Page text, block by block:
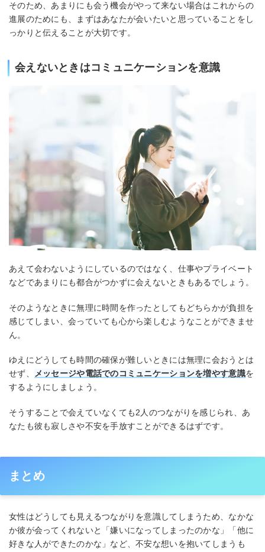
そのため、あまりにも会う機会がやって来ない場合はこれからの
進展のためにも、まずはあなたが会いたいと思っていることをし
っかりと伝えることが大切です。
会えないときはコミュニケーションを意識
あえて会わないようにしているのではなく、仕事やプライベート
などであまりにも都合がつかずに会えないときもあるでしょう。
そのようなときに無理に時間を作ったとしてもどちらかが負担を
感じてしまい、会っていても心から楽しむようなことができませ
ん。
ゆえにどうしても時間の確保が難しいときには無理に会おうとは
せず、 メッセージや電話でのコミュニケーションを増やす意識を
するようにしましょう。
そうすることで会えていなくても2人のつながりを感じられ、あ
なたも彼も寂しさや不安を手放すことができるはずです。
まとめ
女性はどうしても見えるつながりを意識してしまうため、なかな
か彼が会ってくれないと「嫌いになってしまったのかな」「他に
好きな人ができたのかな」など、不安な想いを抱いてしまうも